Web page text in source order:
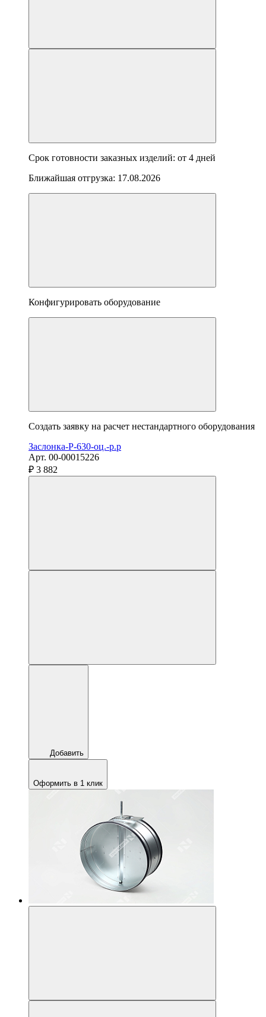
Срок готовности заказных изделий: от 4 дней
Ближайшая отгрузка: 17.08.2026
Конфигурировать оборудование
Создать заявку на расчет нестандартного оборудования
Заслонка-Р-630-оц.-р.р
Арт. 00-00015226
₽ 3 882
Добавить
Оформить в 1 клик